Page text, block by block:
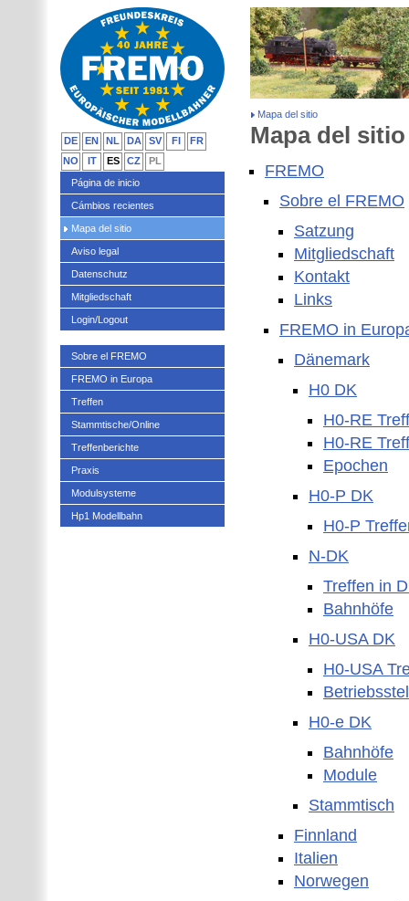
Mapa del sitio
Mapa del sitio
FREMO
Sobre el FREMO
Satzung
Mitgliedschaft
Kontakt
Links
FREMO in
Dänemark
H0 DK
H0-RE
H0-RE
Epochen
H0-P DK
H0-P
N-DK
Treffen in
Bahnhöfe
H0-USA DK
H0-USA
H0-e DK
Bahnhöfe
Module
Stammtisch
Finnland
Italien
Norwegen
DE EN NL DA SV FI
FR
NO
IT ES CZ
PL
Página de inicio
Cámbios recientes
Mapa del sitio
Aviso legal
Datenschutz
Mitgliedschaft
Login/Logout
Sobre el FREMO
FREMO in Europa
Treffen
Stammtische/Online
Treffenberichte
Praxis
Modulsysteme
Hp1 Modellbahn